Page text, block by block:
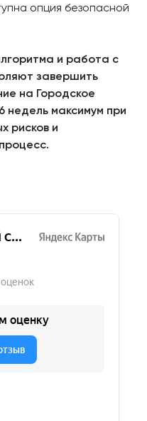
опция безопасной
и работа с
завершить
на Городское
максимум при
рисков и